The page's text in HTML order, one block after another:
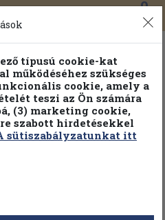
0
típusú cookie-kat
működéséhez szükséges
cookie, amely a
teszi az Ön számára
(3) marketing cookie,
szabott hirdetésekkel
sütiszabályzatunkat itt